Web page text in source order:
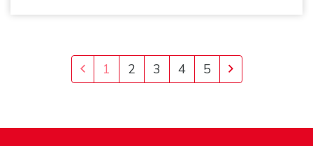
Previous
1 2 3 4 5 Next